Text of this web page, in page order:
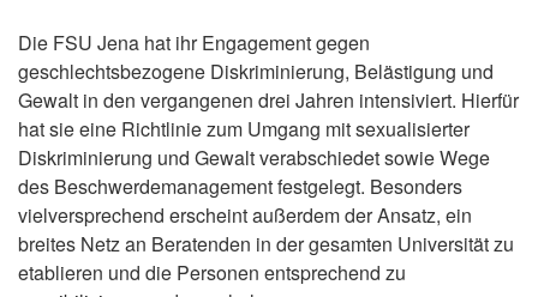
Die FSU Jena hat ihr Engagement gegen
geschlechtsbezogene Diskriminierung, Belästigung und
Gewalt in den vergangenen drei Jahren intensiviert. Hierfür
hat sie eine Richtlinie zum Umgang mit sexualisierter
Diskriminierung und Gewalt verabschiedet sowie Wege
des Beschwerdemanagement festgelegt. Besonders
vielversprechend erscheint außerdem der Ansatz, ein
breites Netz an Beratenden in der gesamten Universität zu
etablieren und die Personen entsprechend zu